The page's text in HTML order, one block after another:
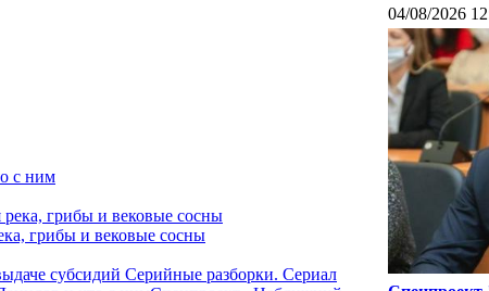
с ним
грибы и вековые сосны
субсидий Серийные разборки. Сериал
04/08/2026